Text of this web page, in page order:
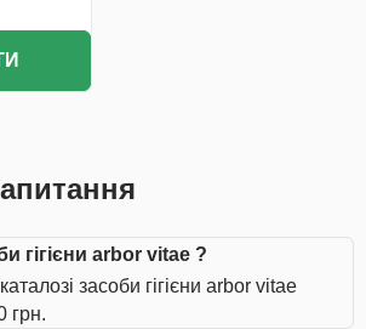
гігієни arbor vitae ?
засоби гігієни arbor vitae
грн.